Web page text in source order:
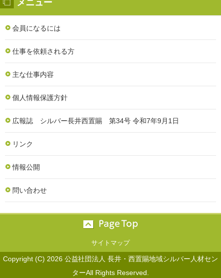
メニュー
会員になるには
仕事を依頼される方
主な仕事内容
個人情報保護方針
広報誌 シルバー長井西置賜 第34号 令和7年9月1日
リンク
情報公開
問い合わせ
サイトマップ
Copyright (C) 2026 公益社団法人 長井・西置賜地域シルバー人材セン
ターAll Rights Reserved.